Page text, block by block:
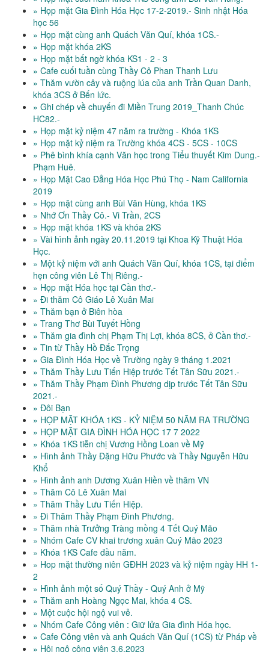
» Họp mặt Gia Đình Hóa Học 17-2-2019.- Sinh nhật Hóa
học 56
» Họp mặt cùng anh Quách Văn Quí, khóa 1CS.-
» Họp mặt khóa 2KS
» Họp mặt bất ngờ khóa KS1 - 2 - 3
» Cafe cuối tuần cùng Thầy Cô Phan Thanh Lưu
» Thăm vườn cây và ruộng lúa của anh Trần Quan Danh,
khóa 3CS ở Bến lức.
» Ghi chép về chuyến đi Miền Trung 2019_Thanh Chúc
HC82.-
» Họp mặt kỷ niệm 47 năm ra trường - Khóa 1KS
» Họp mặt kỷ niệm ra Trường khóa 4CS - 5CS - 10CS
» Phê bình khía cạnh Văn học trong Tiểu thuyết Kim Dung.-
Phạm Huê.
» Họp Mặt Cao Đẳng Hóa Học Phú Thọ - Nam California
2019
» Họp mặt cùng anh Bùi Văn Hùng, khóa 1KS
» Nhớ Ơn Thầy Cô.- Vi Trần, 2CS
» Họp mặt khóa 1KS và khóa 2KS
» Vài hình ảnh ngày 20.11.2019 tại Khoa Kỹ Thuật Hóa
Học.
» Một kỷ niệm với anh Quách Văn Quí, khóa 1CS, tại điểm
hẹn công viên Lê Thị Riêng.-
» Họp mặt Hóa học tại Cần thơ.-
» Đi thăm Cô Giáo Lê Xuân Mai
» Thăm bạn ở Biên hòa
» Trang Thơ Bùi Tuyết Hồng
» Thăm gia đình chị Phạm Thị Lợi, khóa 8CS, ở Cần thơ.-
» Tin từ Thầy Hồ Đắc Trọng
» Gia Đình Hóa Học về Trường ngày 9 tháng 1.2021
» Thăm Thầy Lưu Tiến Hiệp trước Tết Tân Sữu 2021.-
» Thăm Thầy Phạm Đình Phương dịp trước Tết Tân Sữu
2021.-
» Đôi Bạn
» HỌP MẶT KHÓA 1KS - KỶ NIỆM 50 NĂM RA TRƯỜNG
» HỌP MẶT GIA ĐÌNH HÓA HỌC 17 7 2022
» Khóa 1KS tiễn chị Vương Hồng Loan về Mỹ
» Hình ảnh Thầy Đặng Hữu Phước và Thầy Nguyễn Hữu
Khổ
» Hình ảnh anh Dương Xuân Hiền về thăm VN
» Thăm Cô Lê Xuân Mai
» Thăm Thầy Lưu Tiến Hiệp.
» Đi Thăm Thầy Phạm Đình Phương.
» Thăm nhà Trưởng Tràng mồng 4 Tết Quý Mão
» Nhóm Cafe CV khai trương xuân Quý Mão 2023
» Khóa 1KS Cafe đầu năm.
» Hop mặt thường niên GĐHH 2023 và kỷ niệm ngày HH 1-
2
» Hình ảnh một số Quý Thầy - Quý Anh ở Mỹ
» Thăm anh Hoàng Ngọc Mai, khóa 4 CS.
» Một cuộc hội ngộ vui vẻ.
» Nhóm Cafe Công viên : Giữ lửa Gia đình Hóa học.
» Cafe Công viên và anh Quách Văn Quí (1CS) từ Pháp về
» Hội ngộ công viên 3.6.2023